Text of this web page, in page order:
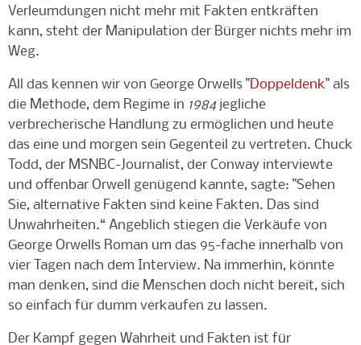
Verleumdungen nicht mehr mit Fakten entkräften
kann, steht der Manipulation der Bürger nichts mehr im
Weg.
All das kennen wir von George Orwells "Doppeldenk" als
die Methode, dem Regime in 1984jegliche
verbrecherische Handlung zu ermöglichen und heute
das eine und morgen sein Gegenteil zu vertreten. Chuck
Todd, der MSNBC-Journalist, der Conway interviewte
und offenbar Orwell genügend kannte, sagte: "Sehen
Sie, alternative Fakten sind keine Fakten. Das sind
Unwahrheiten.“ Angeblich stiegen die Verkäufe von
George Orwells Roman um das 95-fache innerhalb von
vier Tagen nach dem Interview. Na immerhin, könnte
man denken, sind die Menschen doch nicht bereit, sich
so einfach für dumm verkaufen zu lassen.
Der Kampf gegen Wahrheit und Fakten ist für